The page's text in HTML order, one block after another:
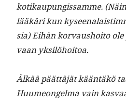
kotikaupungis­samme.
lääkäri kun
sia) Eihän kor­vaushoito
vaan yksilöhoitoa.
Älkää päät­täjät kään­täkö
Huume­on­gel­ma vain